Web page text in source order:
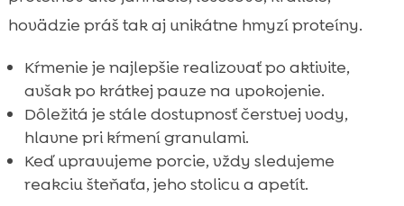
hovädzie práš tak aj unikátne hmyzí proteíny.
Kŕmenie je najlepšie realizovať po aktivite,
avšak po krátkej pauze na upokojenie.
Dôležitá je stále dostupnosť čerstvej vody,
hlavne pri kŕmení granulami.
Keď upravujeme porcie, vždy sledujeme
reakciu šteňaťa, jeho stolicu a apetít.